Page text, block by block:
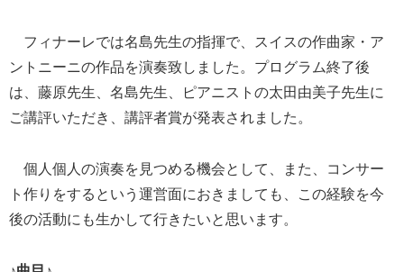
フィナーレでは名島先生の指揮で、スイスの作曲家・ア
ントニーニの作品を演奏致しました。プログラム終了後
は、藤原先生、名島先生、ピアニストの太田由美子先生に
ご講評いただき、講評者賞が発表されました。
個人個人の演奏を見つめる機会として、また、コンサー
ト作りをするという運営面におきましても、この経験を今
後の活動にも生かして行きたいと思います。